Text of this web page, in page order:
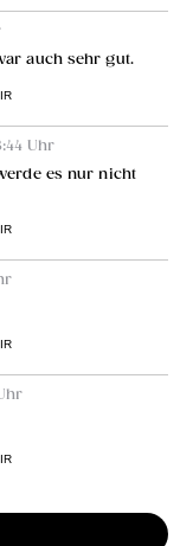
auch sehr gut.
Uhr
es nur nicht